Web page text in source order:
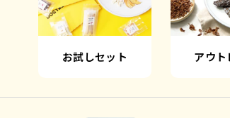
お試しセット アウト